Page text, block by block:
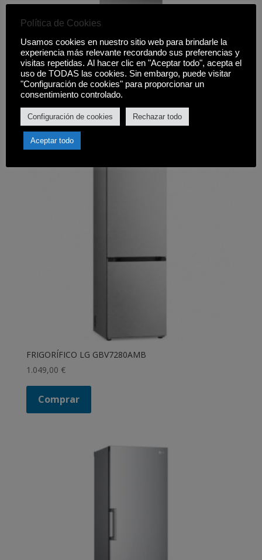
FRIGORÍFICO LG GBV7170EPY
679,00€
Comprar
FRIGORÍFICO LG GBV7280AMB
1.049,00 €
Comprar
Política de Cookies
Usamos cookies en nuestro sitio web para brindarle la
experiencia más relevante recordando sus preferencias y
visitas repetidas. Al hacer clic en "Aceptar todo", acepta el
uso de TODAS las cookies. Sin embargo, puede visitar
"Configuración de cookies" para proporcionar un
consentimiento controlado.
Configuración de cookies Rechazar todo
Aceptar todo